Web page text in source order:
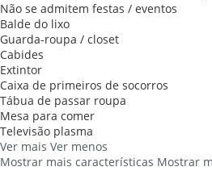
Não se admitem festas / eventos
Balde do lixo
Guarda-roupa / closet
Cabides
Extintor
Caixa de primeiros de socorros
Tábua de passar roupa
Mesa para comer
Televisão plasma
Ver mais Ver menos
Mostrar mais características Mostrar